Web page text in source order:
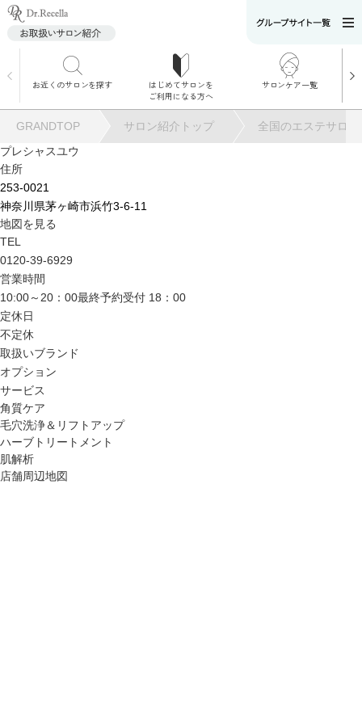
お近くのサロンを探す
はじめてサロンを
ご利用になる方へ
サロンケア一覧
ュー
施術別で探す
お悩み別で探す
GRANDTOP サロン紹介トップ
全国のエステサロ
プレシャスユウ
住所
253-0021
神奈川県茅ヶ崎市浜竹3-6-11
地図を見る
TEL
0120-39-6929
営業時間
10:00～20：00最終予約受付 18：00
定休日
不定休
取扱いブランド
オプション
サービス
角質ケア
毛穴洗浄＆リフトアップ
ハーブトリートメント
肌解析
店舗周辺地図